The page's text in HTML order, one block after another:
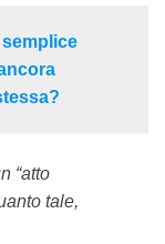
“atto
tale,